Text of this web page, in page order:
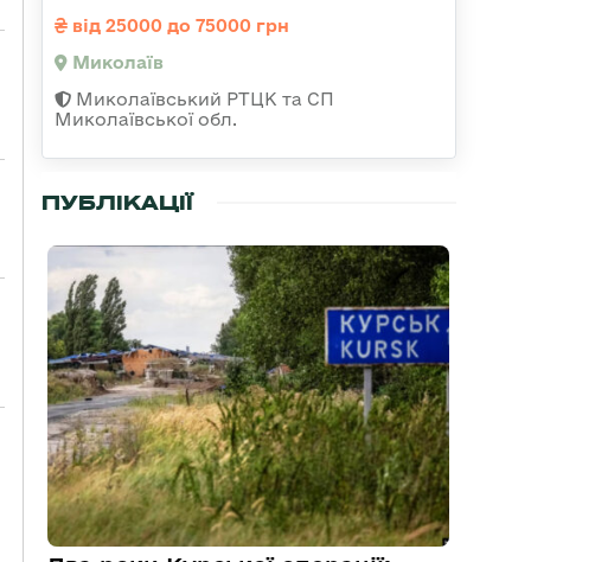
від 25000 до 75000 грн
Миколаїв
Миколаївський РТЦК та СП
Миколаївської обл.
ПУБЛІКАЦІЇ